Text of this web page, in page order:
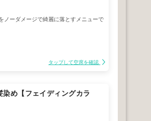
ノーダメージで綺麗に落とすメニューで
タップして空席を確認
め【フェイディングカラ